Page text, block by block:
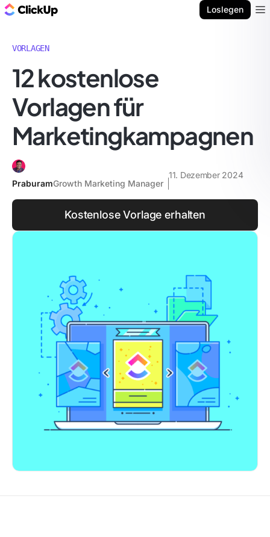
Loslegen
VORLAGEN
12 kostenlose
Vorlagen für
Marketingkampagnen
PraburamGrowth Marketing Manager
11. Dezember 2024
Kostenlose Vorlage erhalten